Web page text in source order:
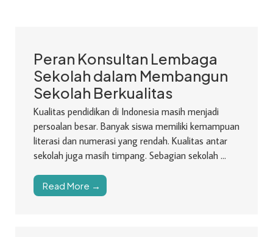
Peran Konsultan Lembaga
Sekolah dalam Membangun
Sekolah Berkualitas
Kualitas pendidikan di Indonesia masih menjadi
persoalan besar. Banyak siswa memiliki kemampuan
literasi dan numerasi yang rendah. Kualitas antar
sekolah juga masih timpang. Sebagian sekolah ...
Read More →